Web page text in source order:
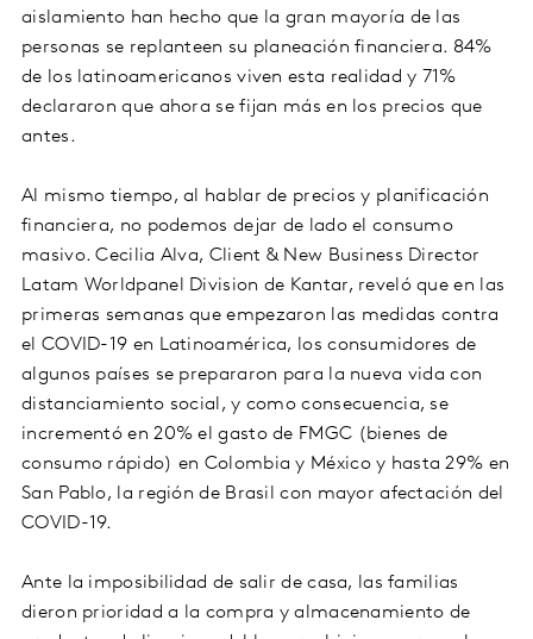
aislamiento han hecho que la gran mayoría de las
personas se replanteen su planeación financiera. 84%
de los latinoamericanos viven esta realidad y 71%
declararon que ahora se fijan más en los precios que
antes.
Al mismo tiempo, al hablar de precios y planificación
financiera, no podemos dejar de lado el consumo
masivo. Cecilia Alva, Client & New Business Director
Latam Worldpanel Division de Kantar, reveló que en las
primeras semanas que empezaron las medidas contra
el COVID-19 en Latinoamérica, los consumidores de
algunos países se prepararon para la nueva vida con
distanciamiento social, y como consecuencia, se
incrementó en 20% el gasto de FMGC (bienes de
consumo rápido) en Colombia y México y hasta 29% en
San Pablo, la región de Brasil con mayor afectación del
COVID-19.
Ante la imposibilidad de salir de casa, las familias
dieron prioridad a la compra y almacenamiento de